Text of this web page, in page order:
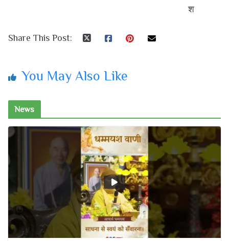
श
Share This Post:
You May Also Like
News